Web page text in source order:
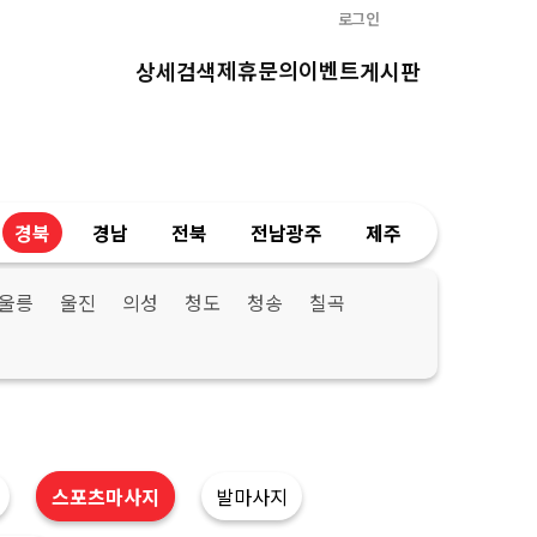
로그인
상세검색제휴문의이벤트게시판
경북 경남 전북 전남광주 제주
릉 울진 의성 청도 청송 칠곡
스포츠마사지 발마사지